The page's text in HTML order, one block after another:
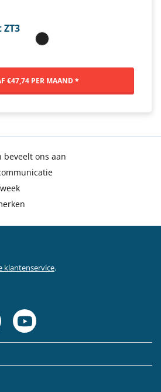
€47,74 PER MAAND *
beveelt ons aan
klantenservice.